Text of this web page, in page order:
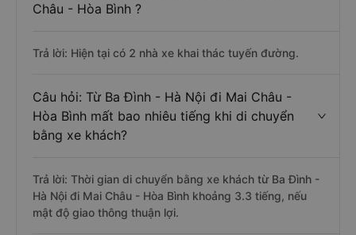
Châu - Hòa Bình ?
Trả lời: Hiện tại có 2 nhà xe khai thác tuyến đường.
Câu hỏi: Từ Ba Đình - Hà Nội đi Mai Châu -
Hòa Bình mất bao nhiêu tiếng khi di chuyển
bằng xe khách?
Trả lời: Thời gian di chuyển bằng xe khách từ Ba Đình -
Hà Nội đi Mai Châu - Hòa Bình khoảng 3.3 tiếng, nếu
mật độ giao thông thuận lợi.